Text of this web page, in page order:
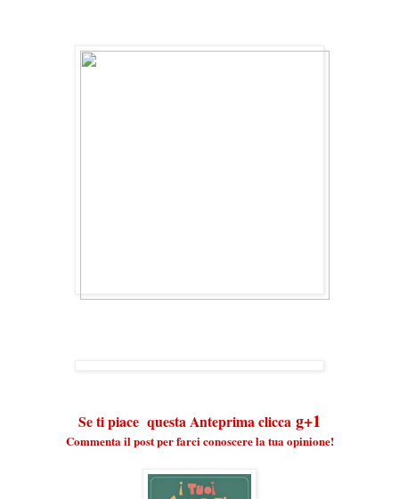
Se ti piace questa Anteprima clicca g+1
Commenta il post per farci conoscere la tua opinione!